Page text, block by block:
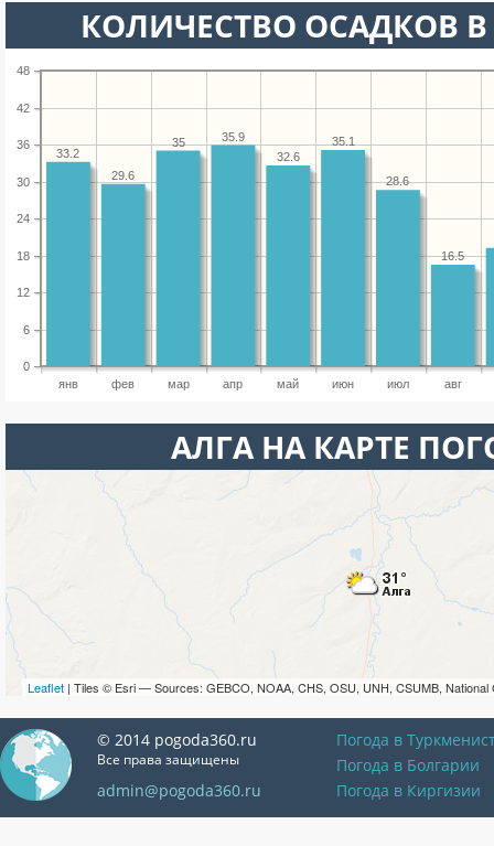
КОЛИЧЕСТВО ОСАДКОВ
янв фев мар апр май июн июл авг
0
6
12
18
24
30
36
42
48
16.5
28.6
35.1
32.6
35.9
35
29.6
33.2
АЛГА НА КАРТЕ
Leaflet | Tiles © Esri — Sources: GEBCO, NOAA, CHS, OSU, UNH, CSUMB, National
© 2014 pogoda360.ru
Все права защищены
admin@pogoda360.ru
Погода в
Погода в Болгарии
Погода в Киргизии